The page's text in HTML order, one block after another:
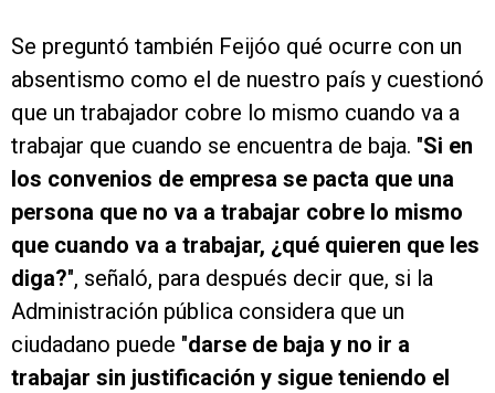
Se preguntó también Feijóo qué ocurre con un
absentismo como el de nuestro país y cuestionó
que un trabajador cobre lo mismo cuando va a
trabajar que cuando se encuentra de baja. "Si en
los convenios de empresa se pacta que una
persona que no va a trabajar cobre lo mismo
que cuando va a trabajar, ¿qué quieren que les
diga?", señaló, para después decir que, si la
Administración pública considera que un
ciudadano puede "darse de baja y no ir a
trabajar sin justificación y sigue teniendo el